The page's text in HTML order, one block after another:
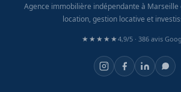
Agence immobilière indépendante à Marseille
location, gestion locative et
★★★★★4,9/5 · 386 avis